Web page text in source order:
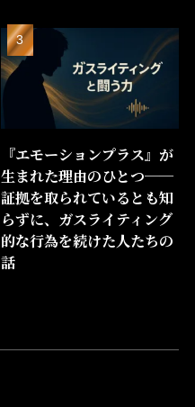
『エモーションプラス』が
生まれた理由のひとつ──
証拠を取られているとも知
らずに、ガスライティング
的な行為を続けた人たちの
話